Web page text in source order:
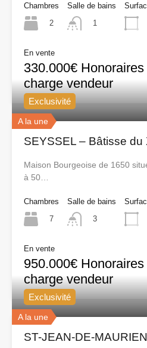
Chambres
2
Salle de bains
1
En vente
330.000€
charge vendeur
A la une
Exclusivité
SEYSSEL – Bâtisse du
Maison Bourgeoise de 1650
à 50…
Chambres
7
Salle de bains
3
En vente
950.000€
charge vendeur
A la une
Exclusivité
ST-JEAN-DE-